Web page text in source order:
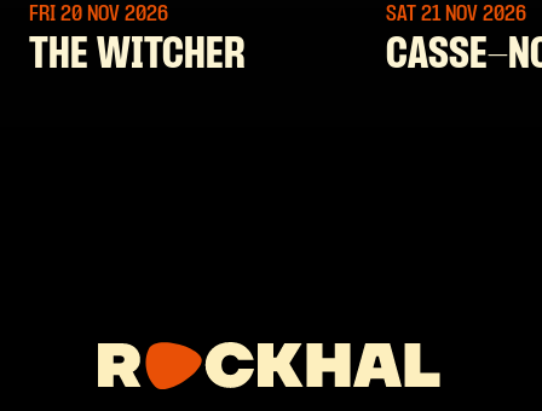
FRI 20 NOV 2026
THE WITCHER
SAT 21 NOV 2026
CASSE-